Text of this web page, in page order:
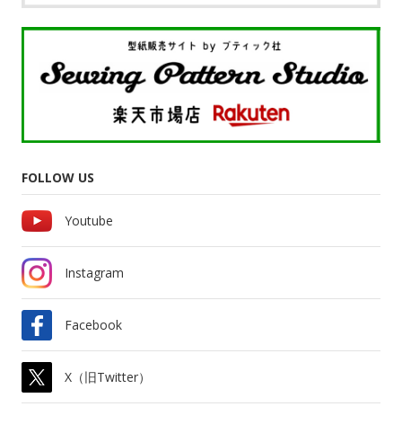
FOLLOW US
Youtube
Instagram
Facebook
X（旧Twitter）